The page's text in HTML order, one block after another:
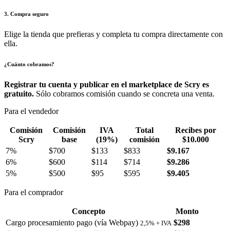
3. Compra seguro
Elige la tienda que prefieras y completa tu compra directamente con
ella.
¿Cuánto cobramos?
Registrar tu cuenta y publicar en el marketplace de Scry es
gratuito. Sólo cobramos comisión cuando se concreta una venta.
Para el vendedor
Comisión
Scry
Comisión
base
IVA
(19%)
Total
comisión
Recibes por
$10.000
7%
$700 $133 $833
$9.167
6%
$600 $114 $714
$9.286
5%
$500 $95 $595 $9.405
Para el comprador
Concepto
Monto
Cargo procesamiento pago (vía Webpay) 2,5% + IVA $298